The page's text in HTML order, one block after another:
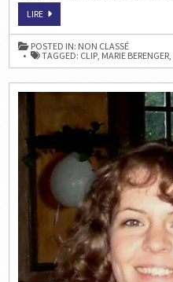
LIREECHECS
MUSIQUE
:
MARIE
CHESS
SONG
POSTED IN: NON CLASSÉ
TAGGED: CLIP MARIE BERENGER